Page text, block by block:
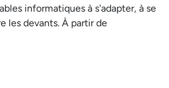
informatiques à s'adapter, à se
les devants. À partir de